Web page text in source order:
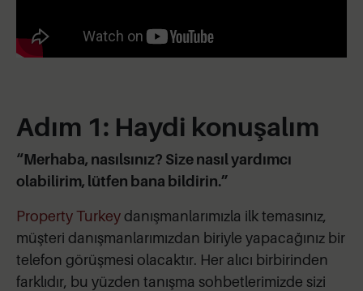
Adım 1: Haydi konuşalım
“Merhaba, nasılsınız? Size nasıl yardımcı
olabilirim, lütfen bana bildirin.”
Property Turkeydanışmanlarımızla ilk temasınız,
müşteri danışmanlarımızdan biriyle yapacağınız bir
telefon görüşmesi olacaktır. Her alıcı birbirinden
farklıdır, bu yüzden tanışma sohbetlerimizde sizi